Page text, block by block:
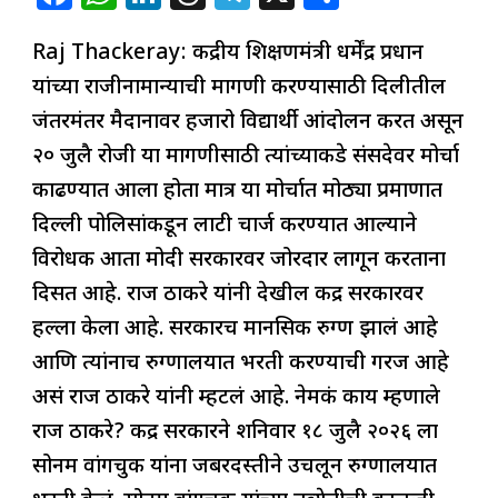
c
e
b
o
o
k
at
s
A
p
p
k
e
dI
n
h
re
a
d
s
el
e
g
ra
m
h
ar
e
Raj Thackeray: केंद्रीय शिक्षणमंत्री धर्मेंद्र प्रधान
यांच्या राजीनामान्याची मागणी करण्यासाठी दिलीतील
जंतरमंतर मैदानावर हजारो विद्यार्थी आंदोलन करत असून
२० जुलै रोजी या मागणीसाठी त्यांच्याकडे संसदेवर मोर्चा
काढण्यात आला होता मात्र या मोर्चात मोठ्या प्रमाणात
दिल्ली पोलिसांकडून लाटी चार्ज करण्यात आल्याने
विरोधक आता मोदी सरकारवर जोरदार लागून करताना
दिसत आहे. राज ठाकरे यांनी देखील केंद्र सरकारवर
हल्ला केला आहे. सरकारच मानसिक रुग्ण झालं आहे
आणि त्यांनाच रुग्णालयात भरती करण्याची गरज आहे
असं राज ठाकरे यांनी म्हटलं आहे. नेमकं काय म्हणाले
राज ठाकरे? केंद्र सरकारने शनिवार १८ जुलै २०२६ ला
सोनम वांगचुक यांना जबरदस्तीने उचलून रुग्णालयात